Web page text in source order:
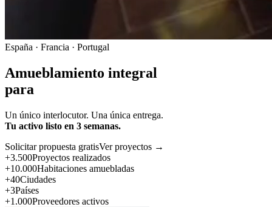
España · Francia · Portugal
Amueblamiento integral
para
Un único interlocutor. Una única entrega.
Tu activo listo en 3 semanas.
Solicitar propuesta gratisVer proyectos →
+3.500Proyectos realizados
+10.000Habitaciones amuebladas
+40Ciudades
+3Países
+1.000Proveedores activos